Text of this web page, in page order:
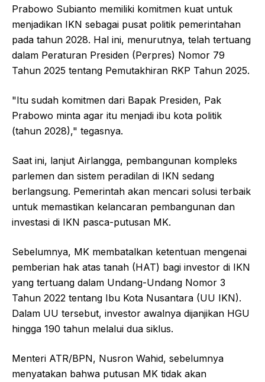
Prabowo Subianto memiliki komitmen kuat untuk
menjadikan IKN sebagai pusat politik pemerintahan
pada tahun 2028. Hal ini, menurutnya, telah tertuang
dalam Peraturan Presiden (Perpres) Nomor 79
Tahun 2025 tentang Pemutakhiran RKP Tahun 2025.
"Itu sudah komitmen dari Bapak Presiden, Pak
Prabowo minta agar itu menjadi ibu kota politik
(tahun 2028)," tegasnya.
Saat ini, lanjut Airlangga, pembangunan kompleks
parlemen dan sistem peradilan di IKN sedang
berlangsung. Pemerintah akan mencari solusi terbaik
untuk memastikan kelancaran pembangunan dan
investasi di IKN pasca-putusan MK.
Sebelumnya, MK membatalkan ketentuan mengenai
pemberian hak atas tanah (HAT) bagi investor di IKN
yang tertuang dalam Undang-Undang Nomor 3
Tahun 2022 tentang Ibu Kota Nusantara (UU IKN).
Dalam UU tersebut, investor awalnya dijanjikan HGU
hingga 190 tahun melalui dua siklus.
Menteri ATR/BPN, Nusron Wahid, sebelumnya
menyatakan bahwa putusan MK tidak akan